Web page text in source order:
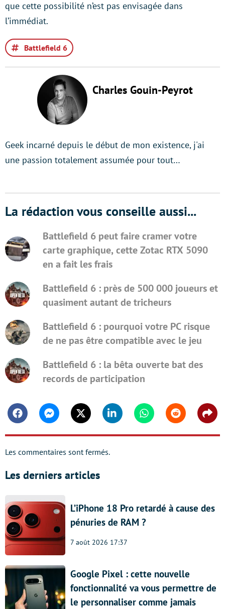
que cette possibilité n’est pas envisagée dans
l’immédiat.
Battlefield 6
Charles Gouin-Peyrot
Geek incarné depuis le début de mon existence, j'ai
une passion totalement assumée pour tout…
La rédaction vous conseille aussi...
Battlefield 6 peut faire cramer votre
carte graphique, cette Zotac RTX 5090
en a fait les frais
Battlefield 6 : près de 500 000 joueurs et
quasiment autant de tricheurs
Battlefield 6 : pourquoi votre PC risque
de ne pas être compatible avec le jeu
Battlefield 6 : la bêta ouverte bat des
records de participation
FacebookMessengerTwitter Linkedin WhatsappReddit
Les commentaires sont fermés.
Les derniers articles
L’iPhone 18 Pro retardé à cause des
pénuries de RAM ?
7 août 2026 17:37
Google Pixel : cette nouvelle
fonctionnalité va vous permettre de
le personnaliser comme jamais